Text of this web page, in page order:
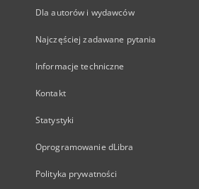
Dla autorów i wydawców
Najczęściej zadawane pytania
Informacje techniczne
Kontakt
Statystyki
Oprogramowanie dLibra
Polityka prywatności